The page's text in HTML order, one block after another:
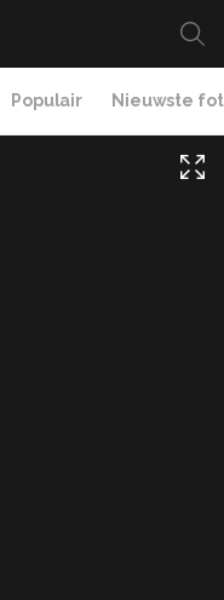
Populair Nieuwste